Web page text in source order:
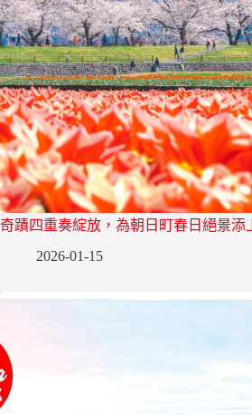
奇蹟四重奏綻放，為朝日町春日絕景添
2026-01-15